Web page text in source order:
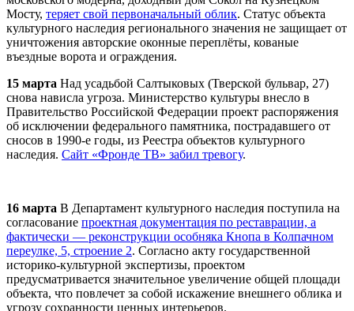
Мосту, теряет свой первоначальный облик. Статус объекта
культурного наследия регионального значения не защищает от
уничтожения авторские оконные переплёты, кованые
въездные ворота и ограждения.
15 марта Над усадьбой Салтыковых (Тверской бульвар, 27)
снова нависла угроза. Министерство культуры внесло в
Правительство Российской Федерации проект распоряжения
об исключении федерального памятника, пострадавшего от
сносов в 1990-е годы, из Реестра объектов культурного
наследия. Сайт «Фронде ТВ» забил тревогу.
16 марта В Департамент культурного наследия поступила на
согласование проектная документация по реставрации, а
фактически — реконструкции особняка Кнопа в Колпачном
переулке, 5, строение 2. Согласно акту государственной
историко-культурной экспертизы, проектом
предусматривается значительное увеличение общей площади
объекта, что повлечет за собой искажение внешнего облика и
угрозу сохранности ценных интерьеров.